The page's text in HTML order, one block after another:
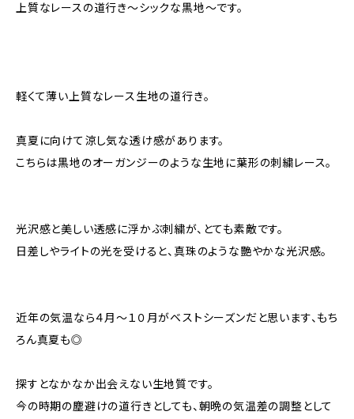
上質なレースの道行き～シックな黒地～です。
軽くて薄い上質なレース生地の道行き。
真夏に向けて涼し気な透け感があります。
こちらは黒地のオーガンジーのような生地に葉形の刺繍レース。
光沢感と美しい透感に浮かぶ刺繍が、とても素敵です。
日差しやライトの光を受けると、真珠のような艷やかな光沢感。
近年の気温なら４月～１０月がベストシーズンだと思います、もち
ろん真夏も◎
探すとなかなか出会えない生地質です。
今の時期の塵避けの道行きとしても、朝晩の気温差の調整として